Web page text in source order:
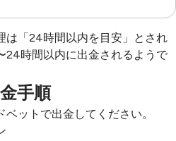
は「24時間以内を目安」とされ
24時間以内に出金されるようで
手順
ットで出金してください。